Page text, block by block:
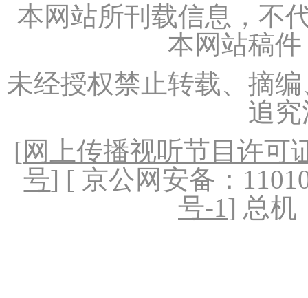
本网站所刊载信息，不
本网站稿
未经授权禁止转载、摘
追
[网上传播视听节目许可
号] [ 京公网安备：
号-1] 总机